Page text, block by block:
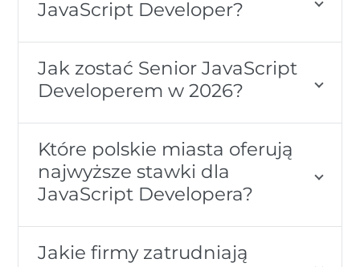
JavaScript Developer?
Jak zostać Senior JavaScript
Developerem w 2026?
Które polskie miasta oferują
najwyższe stawki dla
JavaScript Developera?
Jakie firmy zatrudniają